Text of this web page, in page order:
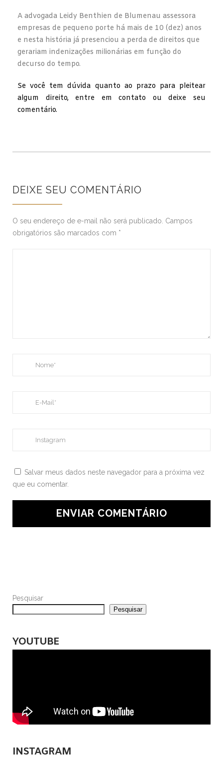
A advogada Leidy Benthien de Blumenau assessora
empresas de pequeno porte há mais de 10 (dez) anos
e nesta história já presenciou a perda de direitos que
gerariam indenizações milionárias em função do
decurso do tempo.
Se você tem dúvida quanto ao prazo para pleitear
algum direito, entre em contato ou deixe seu
comentário.
DEIXE SEU COMENTÁRIO
O seu endereço de e-mail não será publicado. Campos
obrigatórios são marcados com *
Salvar meus dados neste navegador para a próxima vez
que eu comentar.
Pesquisar
Pesquisar
YOUTUBE
INSTAGRAM